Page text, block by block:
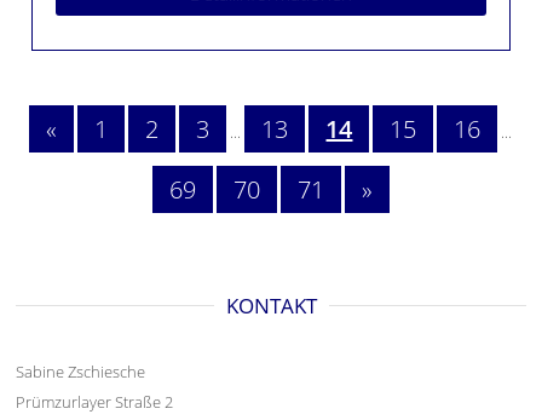
« 1 2 3 ... 13 14 15 16 ...
69 70 71 »
KONTAKT
Sabine Zschiesche
Prümzurlayer Straße 2